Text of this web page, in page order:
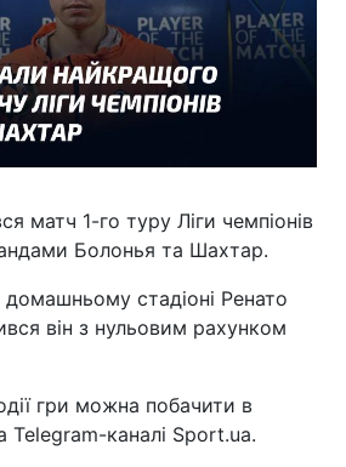
матч 1-го туру Ліги чемпіонів
Болонья та Шахтар.
стадіоні Ренато
він з нульовим рахунком
гри можна побачити в
Telegram-каналі Sport.ua.